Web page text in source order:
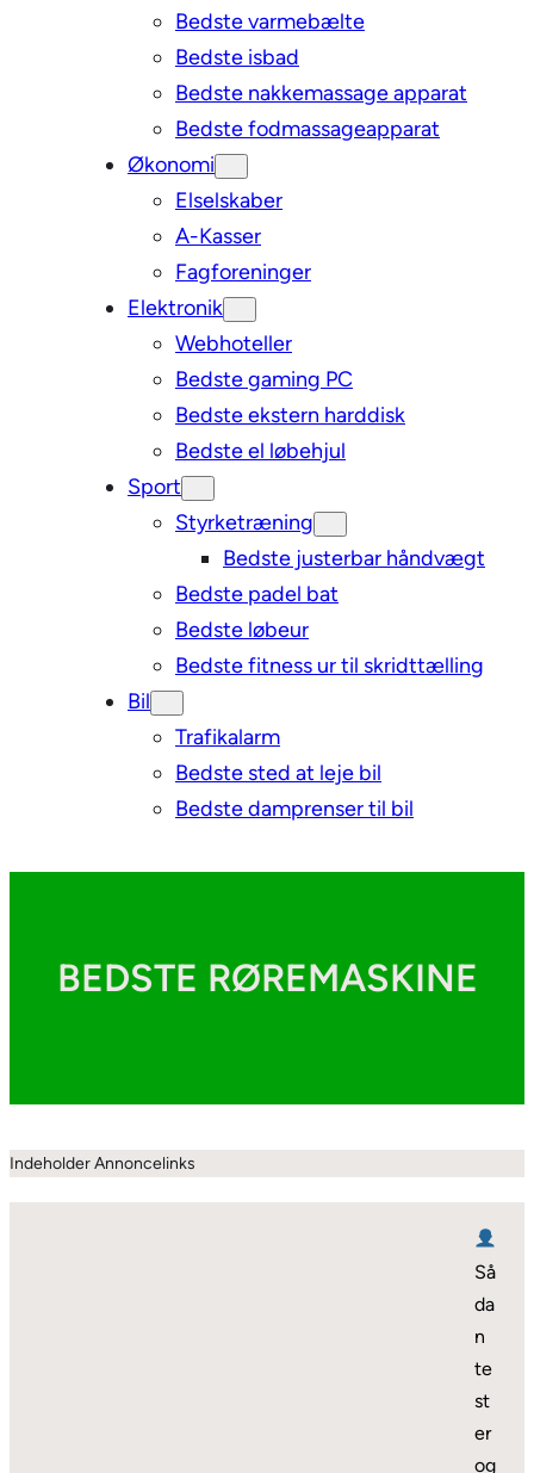
Bedste varmebælte
Bedste isbad
Bedste nakkemassage apparat
Bedste fodmassageapparat
Økonomi
Elselskaber
A-Kasser
Fagforeninger
Elektronik
Webhoteller
Bedste gaming PC
Bedste ekstern harddisk
Bedste el løbehjul
Sport
Styrketræning
Bedste justerbar håndvægt
Bedste padel bat
Bedste løbeur
Bedste fitness ur til skridttælling
Bil
Trafikalarm
Bedste sted at leje bil
Bedste damprenser til bil
BEDSTE RØREMASKINE
Indeholder Annoncelinks
Så
da
n
te
st
er
og